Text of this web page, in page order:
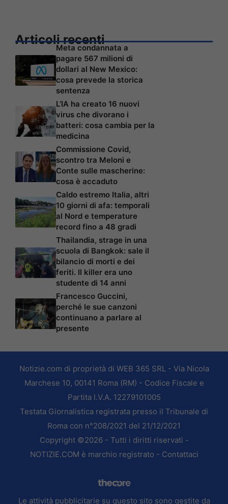
Articoli recenti
Meta condannata a
pagare 567 milioni di
dollari al New Mexico:
cosa prevede la storica
sentenza
L’IA ha creato 16 nuovi
virus che divorano i
batteri: cosa cambia per la
medicina
Commissione Covid,
scontro tra Meloni e
Conte sulle mascherine:
cosa è accaduto
Caldo estremo Italia, altri
10 giorni di afa: temporali
al Nord e temperature
record fino a 48 gradi
Thailandia, strage in una
scuola di Bangkok: sale il
bilancio di morti e dei
feriti. Il killer era uno
studente di 14 anni
Francesco Guccini,
perché le sue canzoni
continuano a parlare al
presente
Notizie.com di proprietà di WEB 365 SRL - Via Nicola
Marchese 10, 00141 Roma (RM) - Codice Fiscale e
Partita I.V.A. 12279101005
Testata Giornalistica registrata presso il Tribunale di
Roma con n°208/2021 del 21/12/2021
Copyright ©2026 - Tutti i diritti riservati -
NOTIZIE.COM è marchio registrato - Contattaci
Le attività pubblicitarie su questo sito sono gestite da